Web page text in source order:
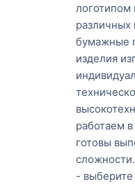
различных
бумажные
изделия
работаем
готовы
-